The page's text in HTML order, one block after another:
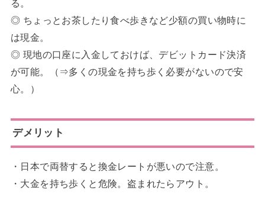
る。
◎ ちょっとお茶したり食べ歩きなど少額の買い物時に
は現金。
◎ 現地の口座に入金しておけば、デビットカード決済
が可能。（⇒多くの現金を持ち歩く必要がないので安
心。）
デメリット
・日本で両替すると換金レートが悪いので注意。
・大金を持ち歩くと危険。盗まれたらアウト。